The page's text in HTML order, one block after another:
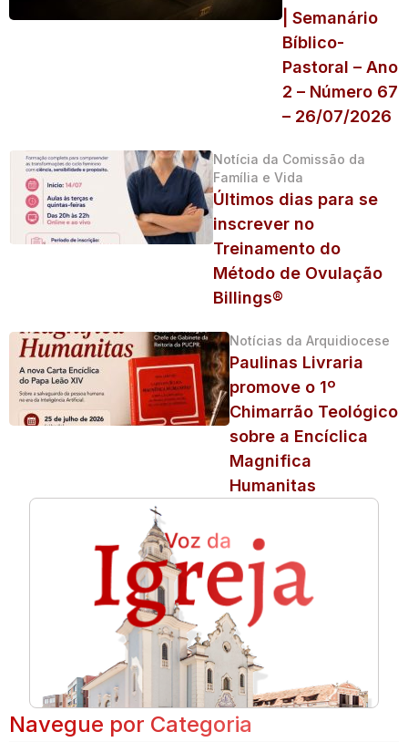
| Semanário
Bíblico-
Pastoral – Ano
2 – Número 67
– 26/07/2026
Notícia da Comissão da
Família e Vida
Últimos dias para se
inscrever no
Treinamento do
Método de Ovulação
Billings®
Notícias da Arquidiocese
Paulinas Livraria
promove o 1º
Chimarrão Teológico
sobre a Encíclica
Magnifica
Humanitas
Navegue por Categoria